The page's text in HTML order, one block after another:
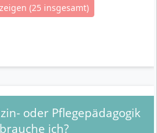
(25 insgesamt)
oder Pflegepädagogik
ich?